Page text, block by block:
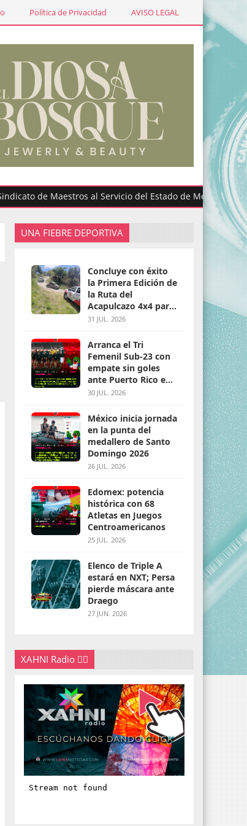
Política de Privacidad AVISO LEGAL
Maestros al Servicio del Estado de México participa en
UNA FIEBRE DEPORTIVA
Concluye con éxito
la Primera Edición de
la Ruta del
Acapulcazo 4x4 para
parejas
31 JUL. 2026
Arranca el Tri
Femenil Sub-23 con
empate sin goles
ante Puerto Rico en
Santo Domingo 2026
30 JUL. 2026
México inicia jornada
en la punta del
medallero de Santo
Domingo 2026
26 JUL. 2026
Edomex: potencia
histórica con 68
Atletas en Juegos
Centroamericanos
25 JUL. 2026
Elenco de Triple A
estará en NXT; Persa
pierde máscara ante
Draego
27 JUN. 2026
XAHNI Radio 👇🏽